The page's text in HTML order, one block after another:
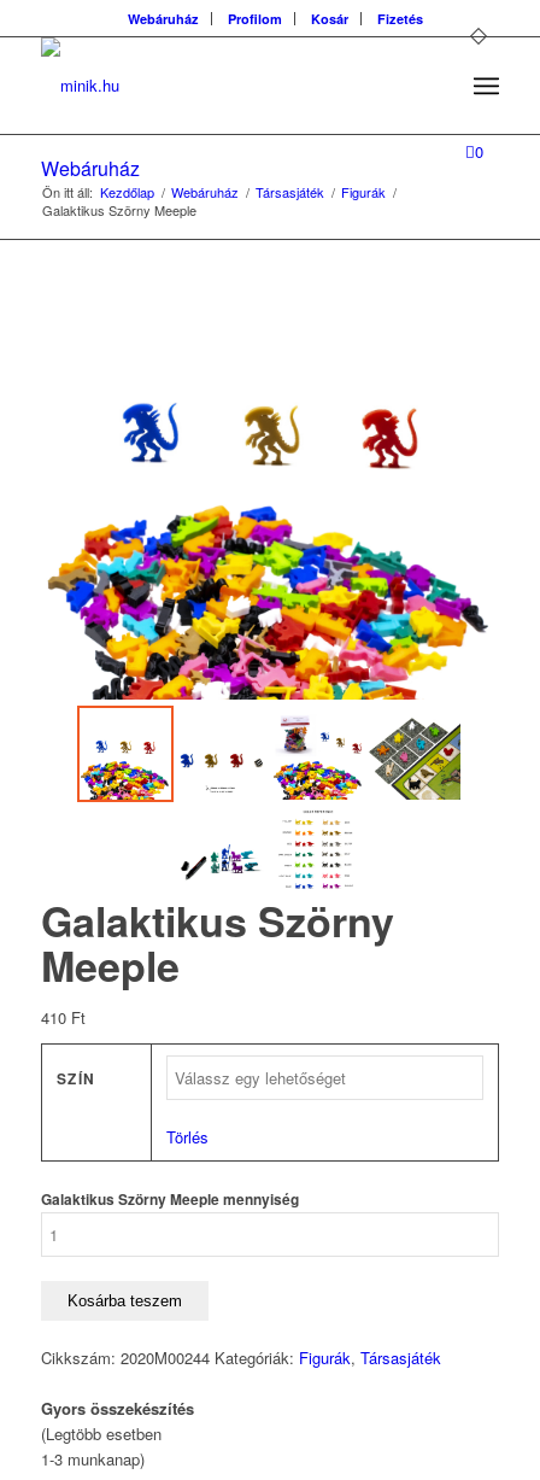
Webáruház Profilom Kosár Fizetés
0
Webáruház
Ön itt áll: Kezdőlap / Webáruház / Társasjáték / Figurák /
Galaktikus Szörny Meeple
Galaktikus Szörny
Meeple
410 Ft
SZÍN
Törlés
Galaktikus Szörny Meeple mennyiség
Kosárba teszem
Cikkszám: 2020M00244 Kategóriák: Figurák, Társasjáték
Gyors összekészítés
(Legtöbb esetben
1-3 munkanap)